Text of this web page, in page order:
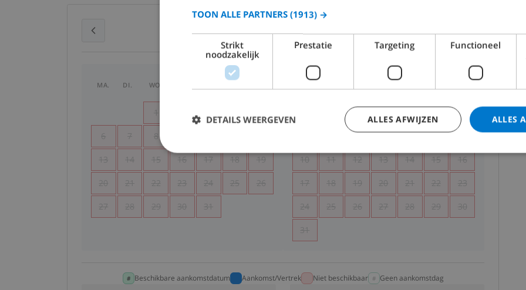
juli 2026 augustus 2026
MA. DI. WO.
1
6 7 8
13 14 15 16 17 18 19
20 21 22 23 24 25 26
27 28 29 30 31
2
5 6 7 8
10 11 12 13 14 15 16
17 18 19 20 21 22 23
24 25 26 27 28 29 30
31
Beschikbare aankomstdatum Aankomst/Vertrek Niet beschikbaar Geen aankomstdag
TOON ALLE PARTNERS (1913) →
Strikt
noodzakelijk
Prestatie Targeting Functioneel
ALLES
ALLES AFWIJZEN
DETAILS WEERGEVEN